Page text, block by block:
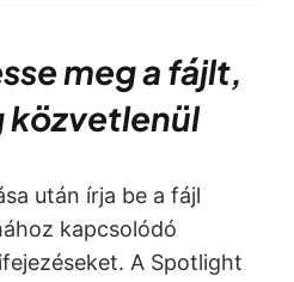
meg a fájlt,
közvetlenül
után írja be a fájl
kapcsolódó
A Spotlight